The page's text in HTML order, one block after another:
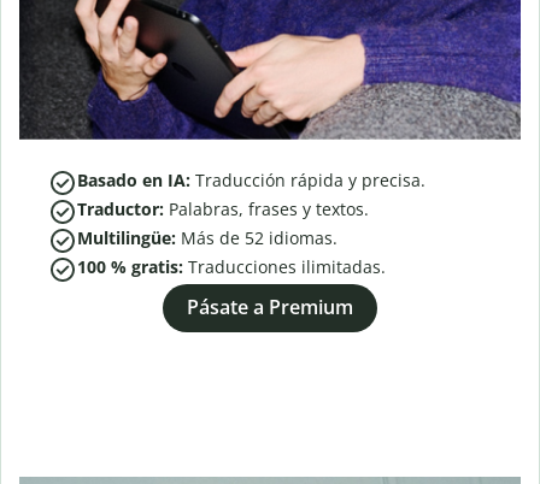
Basado en IA: Traducción rápida y precisa.
Traductor: Palabras, frases y textos.
Multilingüe: Más de 52 idiomas.
100 % gratis: Traducciones ilimitadas.
Pásate a Premium